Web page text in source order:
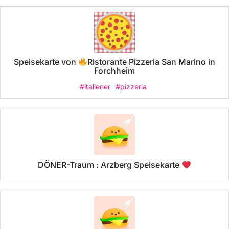
Speisekarte von
Ristorante Pizzeria San Marino in
Forchheim
#italiener #pizzeria
DÖNER-Traum : Arzberg Speisekarte